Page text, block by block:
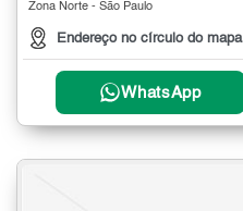
Zona Norte - São Paulo
Endereço no círculo do mapa
WhatsApp